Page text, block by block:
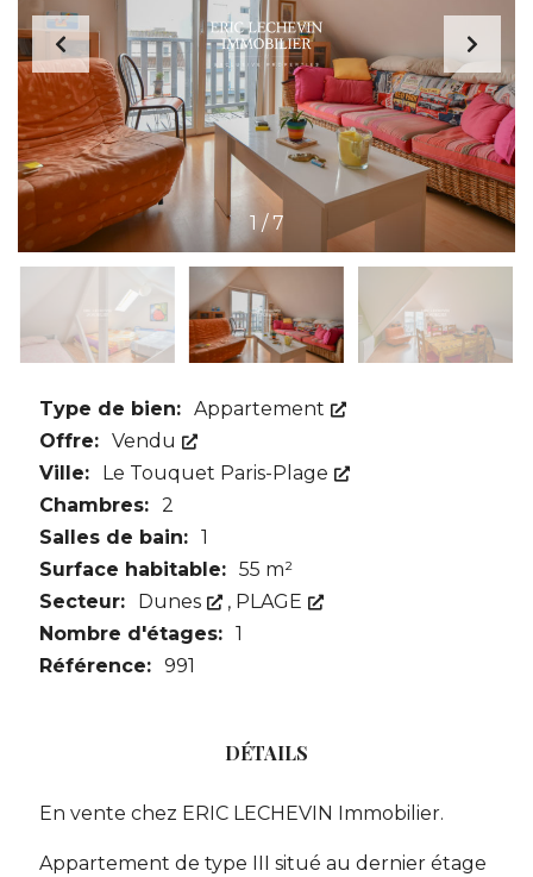
1 /7
Type de bien: Appartement
Offre: Vendu
Ville:
Le Touquet Paris-Plage
Chambres: 2
Salles de bain: 1
Surface habitable: 55 m²
Secteur:
Dunes , PLAGE
Nombre d'étages: 1
Référence: 991
DÉTAILS
En vente chez ERIC LECHEVIN Immobilier.
Appartement de type III situé au dernier étage